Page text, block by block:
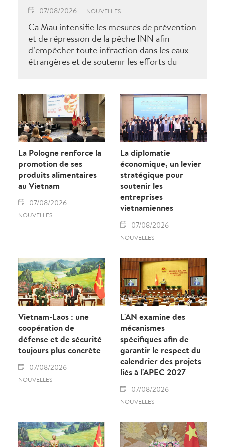
07/08/2026 NOUVELLES
Ca Mau intensifie les mesures de prévention
et de répression de la pêche INN afin
d’empêcher toute infraction dans les eaux
étrangères et de soutenir les efforts du
La Pologne renforce la
promotion de ses
produits alimentaires
au Vietnam
07/08/2026
NOUVELLES
La diplomatie
économique, un levier
stratégique pour
soutenir les
entreprises
vietnamiennes
07/08/2026
NOUVELLES
Vietnam-Laos : une
coopération de
défense et de sécurité
toujours plus concrète
07/08/2026
NOUVELLES
L'AN examine des
mécanismes
spécifiques afin de
garantir le respect du
calendrier des projets
liés à l'APEC 2027
07/08/2026
NOUVELLES